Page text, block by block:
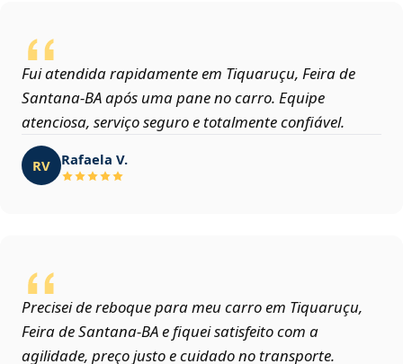
Fui atendida rapidamente em Tiquaruçu, Feira de
Santana‑BA após uma pane no carro. Equipe
atenciosa, serviço seguro e totalmente confiável.
RV Rafaela V.
Precisei de reboque para meu carro em Tiquaruçu,
Feira de Santana‑BA e fiquei satisfeito com a
agilidade, preço justo e cuidado no transporte.